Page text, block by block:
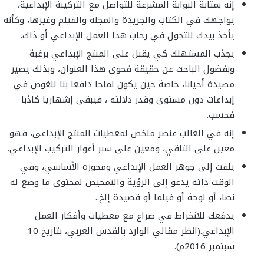
إنه بمثابة البوابة المشرعة للتواصل مع التركيبة الإبداعية،
يواجهك في الكتاب والجريدة والمجلة والفيلم وغيرها، وكأنه
يأخذ بيدك للتجول في رحاب هذا العمل الإبداعي أو ذاك.
يجذب المستهلك كي يقبل على المنتج الإبداعي برغبة
وبفضول الباحث عن حقيقة فحوى هذا العنوان، وبذلك يصير
مصيدة أحيانا، خاصة حين يكون لماحا دافعا بنا للغوص في
إبداعات دون مستوى وقدر دلالته ، فيبقى إشهاريا كاذبا
فحسب.
إنه في الغالب عنصر ملخص لمعطيات المنتج الإبداعي، فهو
معين على التلقي، ومعين على سبر أغوار التركيب الإبداعي.
يلفت إلى جوهر العمل الإبداعي ومحوره الأساسي، وفي
الوقت ذاته يدعو إلى الرؤية والتمحيص لمحتوى ما وضع له
نصا، أو لوحة أو فيلما أو قصيدة إلخ..
يدفعك للانخراط في صراع مع معطيات وأفكار العمل
الإبداعي.(انظر مقالي الوارد بالقدس العربي، بتاريخ 10
سبتمبر 2016م).